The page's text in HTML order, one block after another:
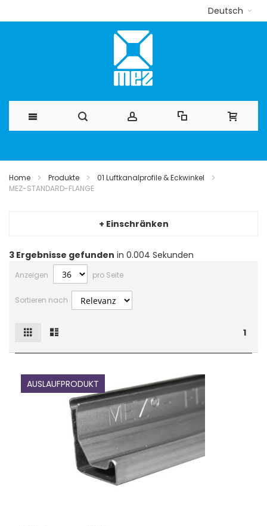
Deutsch
Inhalt
Home Produkte
01 Luftkanalprofile & Eckwinkel
MEZ-STANDARD-FLANGE
+ Einschränken
3 Ergebnisse gefunden in 0.004 Sekunden
Anzeigen pro Seite
Sortieren nach
1
Ansicht
als
Raster
AUSLAUFPRODUKT